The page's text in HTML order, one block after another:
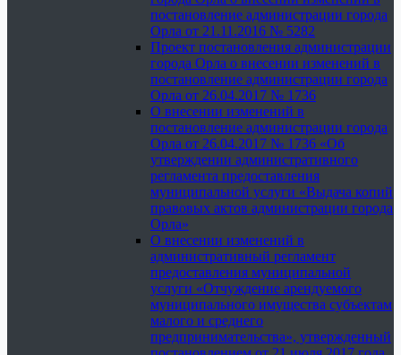
постановление администрации города
Орла от 21.11.2016 № 5282
Проект постановления администрации
города Орла о внесении изменений в
постановление администрации города
Орла от 26.04.2017 № 1736
О внесении изменений в
постановление администрации города
Орла от 26.04.2017 № 1736 «Об
утверждении административного
регламента предоставления
муниципальной услуги «Выдача копий
правовых актов администрации города
Орла»
О внесении изменений в
административный регламент
предоставления муниципальной
услуги «Отчуждение арендуемого
муниципального имущества субъектам
малого и среднего
предпринимательства», утвержденный